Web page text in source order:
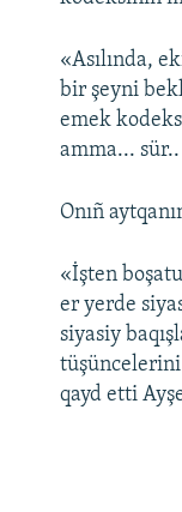
«Asılında,
bir şeyni
emek
amma...
Onıñ
«İşten
er yerde
siyasiy
tüşüncelerini
qayd etti